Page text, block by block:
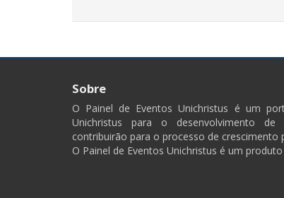
Sobre
O Painel de Eventos Unichristus é um
Unichristus para o desenvolvimento de
contribuirão para o processo de crescimento
O Painel de Eventos Unichristus é um